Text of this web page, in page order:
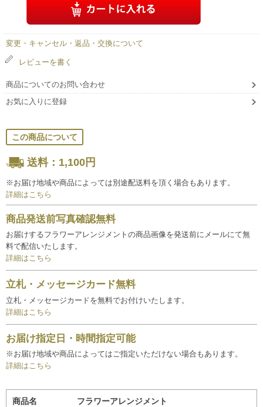
変更・キャンセル・返品・交換について
レビューを書く
商品についてのお問い合わせ
お気に入りに登録
この商品について
送料：1,100円
※お届け地域や商品によっては別途配送料を頂く場合もあります。
詳細はこちら
商品発送前写真確認無料
お届けするフラワーアレンジメントの商品画像を発送前にメールにて無
料で配信いたします。
詳細はこちら
立札・メッセージカード無料
立札・メッセージカードを無料でお付けいたします。
詳細はこちら
お届け指定日・時間指定可能
※お届け地域や商品によってはご指定いただけない場合もあります。
詳細はこちら
商品名
フラワーアレンジメント